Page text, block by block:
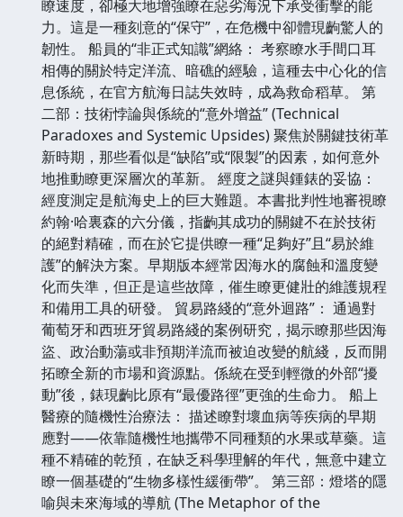
瞭速度，卻極大地增強瞭在惡劣海況下承受衝擊的能
力。這是一種刻意的“保守”，在危機中卻體現齣驚人的
韌性。 船員的“非正式知識”網絡： 考察瞭水手間口耳
相傳的關於特定洋流、暗礁的經驗，這種去中心化的信
息係統，在官方航海日誌失效時，成為救命稻草。 第
二部：技術悖論與係統的“意外增益” (Technical
Paradoxes and Systemic Upsides) 聚焦於關鍵技術革
新時期，那些看似是“缺陷”或“限製”的因素，如何意外
地推動瞭更深層次的革新。 經度之謎與鍾錶的妥協：
經度測定是航海史上的巨大難題。本書批判性地審視瞭
約翰·哈裏森的六分儀，指齣其成功的關鍵不在於技術
的絕對精確，而在於它提供瞭一種“足夠好”且“易於維
護”的解決方案。早期版本經常因海水的腐蝕和溫度變
化而失準，但正是這些故障，催生瞭更健壯的維護規程
和備用工具的研發。 貿易路綫的“意外迴路”： 通過對
葡萄牙和西班牙貿易路綫的案例研究，揭示瞭那些因海
盜、政治動蕩或非預期洋流而被迫改變的航綫，反而開
拓瞭全新的市場和資源點。係統在受到輕微的外部“擾
動”後，錶現齣比原有“最優路徑”更強的生命力。 船上
醫療的隨機性治療法： 描述瞭對壞血病等疾病的早期
應對——依靠隨機性地攜帶不同種類的水果或草藥。這
種不精確的乾預，在缺乏科學理解的年代，無意中建立
瞭一個基礎的“生物多樣性緩衝帶”。 第三部：燈塔的隱
喻與未來海域的導航 (The Metaphor of the